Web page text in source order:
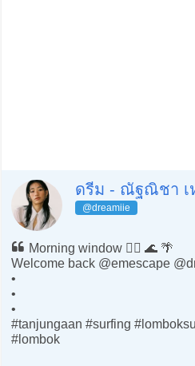
ดรีม - ณัฐณิชา
@dreamiie
Morning window 🏄‍♂️ 🌊 🌴
Welcome back @emescape
•
•
•
#tanjungaan #surfing
#lombok